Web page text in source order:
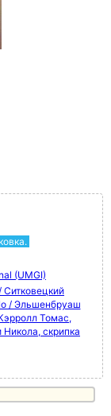
(UMGI)
Ситковецкий
/ Эльшенбруаш
Томас,
скрипка